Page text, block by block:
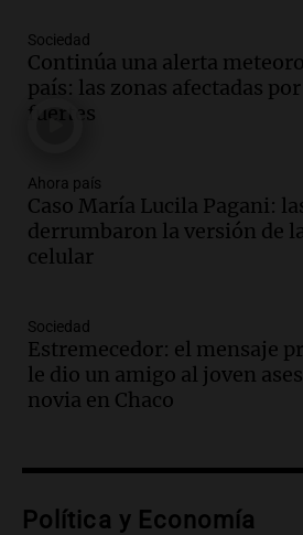
por la Ley de Tierras:
relato mentiroso"
Informados al regreso
Episodios
gran expo, con concurso
y actividades destacadas
Panorama Federal
Episodios
violó libertad
Mundial de Atlanta
Panorama Federal
Episodios
programa de movilidad
Episodios
Sociedad
Continúa una alerta
país: las zonas afectadas
fuertes
Ahora país
Caso María Lucila Pagani:
derrumbaron la versión de
celular
Sociedad
Estremecedor: el mensaje
le dio un amigo al joven
novia en Chaco
Política y Economía